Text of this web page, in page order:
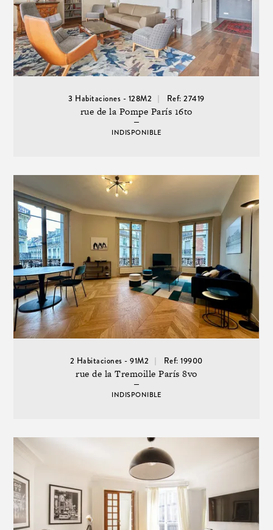
3 Habitaciones - 128M2 Ref: 27419
rue de la Pompe París 16to
INDISPONIBLE
2 Habitaciones - 91M2 Ref: 19900
rue de la Tremoille París 8vo
INDISPONIBLE